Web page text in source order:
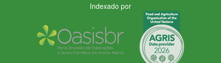
Indexado por